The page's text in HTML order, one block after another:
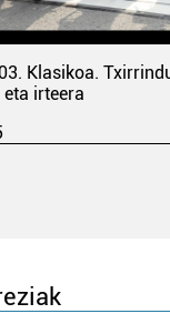
Klasikoa.
irteera